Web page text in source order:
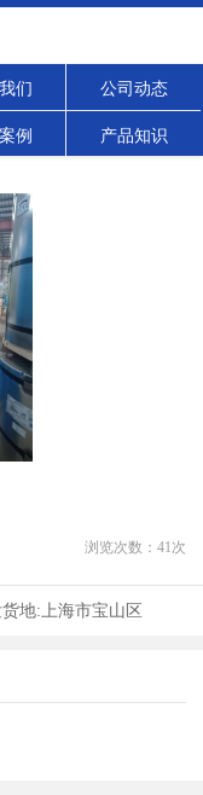
们 公司动态
例 产品知识
浏览次数： 41次
地: 上海市宝山区